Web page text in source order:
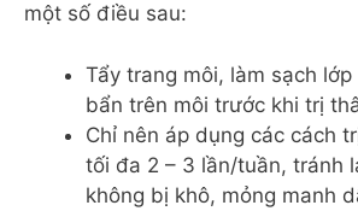
một số điều sau:
Tẩy trang môi, làm sạch
bẩn trên môi trước khi trị
Chỉ nên áp dụng các cách
tối đa 2 – 3 lần/tuần, tránh
không bị khô, mỏng manh